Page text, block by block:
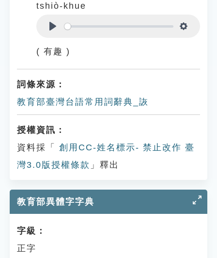
tshiò-khue
( 有趣 )
詞條來源：
教育部臺灣台語常用詞辭典_詼
授權資訊：
資料採「
創用CC-姓名標示- 禁止改作 臺
灣3.0版授權條款 」釋出
教育部異體字字典
字級：
正字